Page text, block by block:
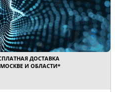
ДОСТАВКА
И ОБЛАСТИ*